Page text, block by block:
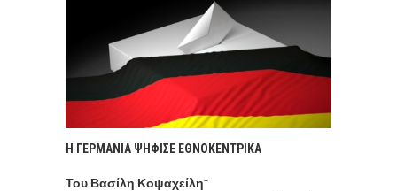
Η ΓΕΡΜΑΝΙΑ ΨΗΦΙΣΕ ΕΘΝΟΚΕΝΤΡΙΚΑ
Του Βασίλη Κοψαχείλη*